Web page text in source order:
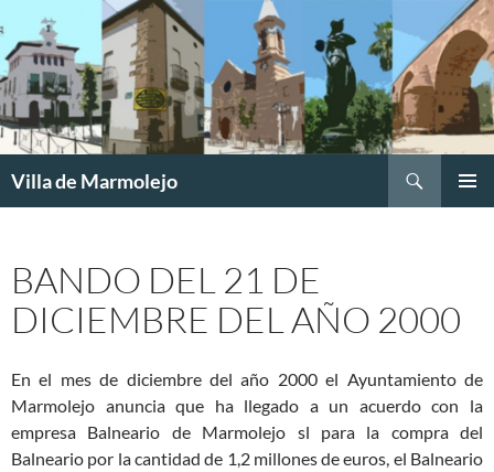
Villa de Marmolejo
BANDO DEL 21 DE
DICIEMBRE DEL AÑO 2000
En el mes de diciembre del año 2000 el Ayuntamiento de
Marmolejo anuncia que ha llegado a un acuerdo con la
empresa Balneario de Marmolejo sl para la compra del
Balneario por la cantidad de 1,2 millones de euros, el Balneario